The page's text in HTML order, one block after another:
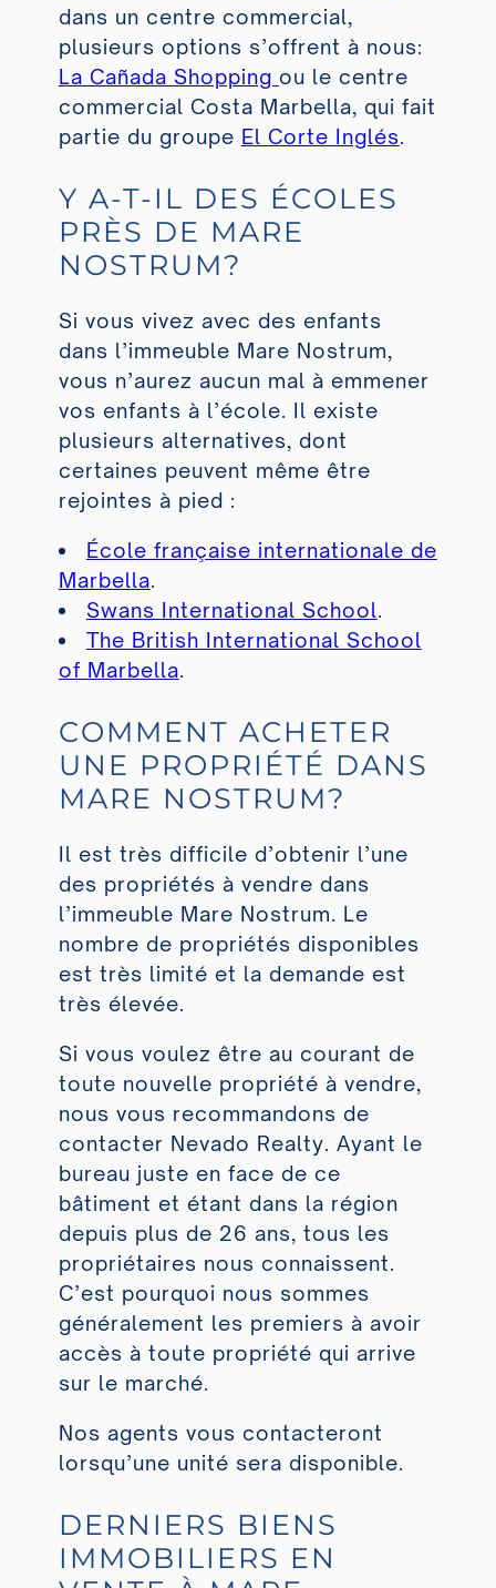
dans un centre commercial,
plusieurs options s’offrent à nous:
La Cañada Shopping ou le centre
commercial Costa Marbella, qui fait
partie du groupe El Corte Inglés.
Y A-T-IL DES ÉCOLES
PRÈS DE MARE
NOSTRUM?
Si vous vivez avec des enfants
dans l’immeuble Mare Nostrum,
vous n’aurez aucun mal à emmener
vos enfants à l’école. Il existe
plusieurs alternatives, dont
certaines peuvent même être
rejointes à pied :
École française internationale de
Marbella.
Swans International School.
The British International School
of Marbella.
COMMENT ACHETER
UNE PROPRIÉTÉ DANS
MARE NOSTRUM?
Il est très difficile d’obtenir l’une
des propriétés à vendre dans
l’immeuble Mare Nostrum. Le
nombre de propriétés disponibles
est très limité et la demande est
très élevée.
Si vous voulez être au courant de
toute nouvelle propriété à vendre,
nous vous recommandons de
contacter Nevado Realty. Ayant le
bureau juste en face de ce
bâtiment et étant dans la région
depuis plus de 26 ans, tous les
propriétaires nous connaissent.
C’est pourquoi nous sommes
généralement les premiers à avoir
accès à toute propriété qui arrive
sur le marché.
Nos agents vous contacteront
lorsqu’une unité sera disponible.
DERNIERS BIENS
IMMOBILIERS EN